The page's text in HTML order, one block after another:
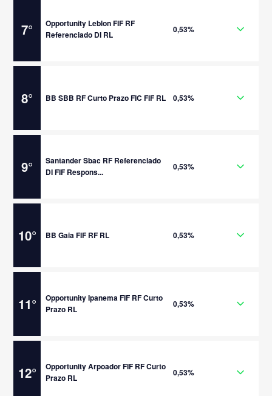
7°
Opportunity Leblon FIF RF
Referenciado DI RL
0,53%
8° BB SBB RF Curto Prazo FIC FIF RL 0,53%
9°
Santander Sbac RF Referenciado
DI FIF Respons...
0,53%
10° BB Gaia FIF RF RL 0,53%
11°
Opportunity Ipanema FIF RF Curto
Prazo RL
0,53%
12°
Opportunity Arpoador FIF RF Curto
Prazo RL
0,53%